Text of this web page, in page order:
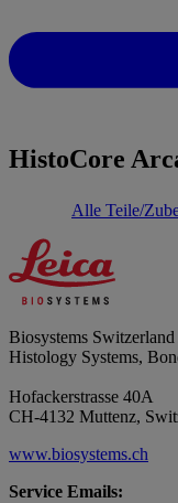
HistoCore
Alle Teile/
Biosystems
Histology Systems,
Hofackerstrasse 40A
CH-4132 Muttenz,
www.biosystems.ch
Service Emails: